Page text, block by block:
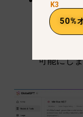
スタンド
ィアで見
ン制限に
可能にし
K3
50%